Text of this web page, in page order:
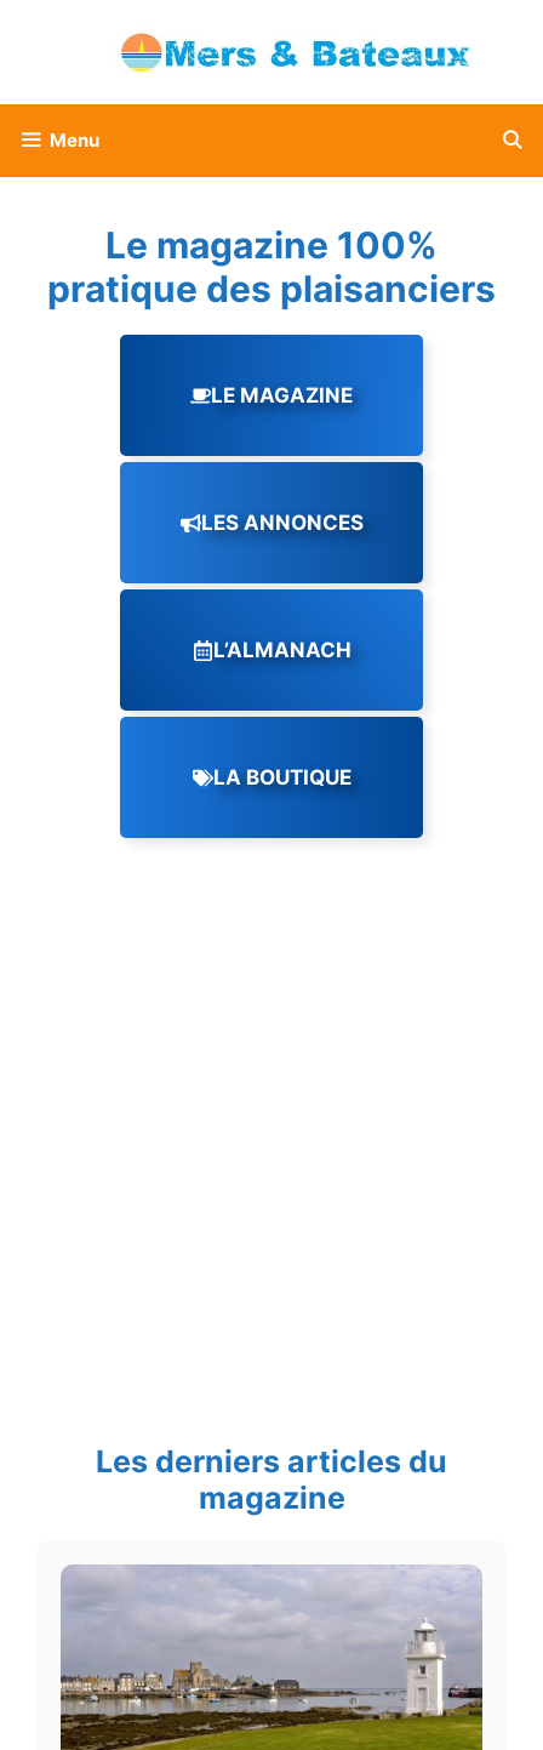
Menu
Le magazine 100%
pratique des plaisanciers
LE MAGAZINE
LES ANNONCES
L’ALMANACH
LA BOUTIQUE
Les derniers articles du
magazine